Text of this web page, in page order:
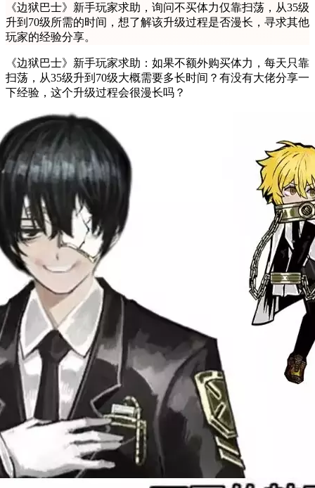
《边狱巴士》新手玩家求助，询问不买体力仅靠扫荡，从35级
升到70级所需的时间，想了解该升级过程是否漫长，寻求其他
玩家的经验分享。
《边狱巴士》新手玩家求助：如果不额外购买体力，每天只靠
扫荡，从35级升到70级大概需要多长时间？有没有大佬分享一
下经验，这个升级过程会很漫长吗？